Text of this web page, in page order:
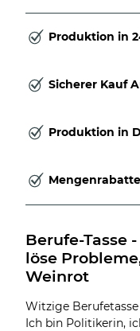
Produktion in
Sicherer Kauf
Produktion in
Mengenrabatte
Berufe-Tasse
löse
Weinrot
Witzige
Ich bin Politikerin,